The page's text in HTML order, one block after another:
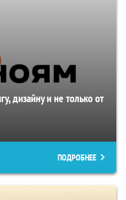
дизайну и не только от
ПОДРОБНЕЕ